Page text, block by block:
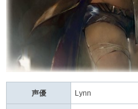
声優 Lynn